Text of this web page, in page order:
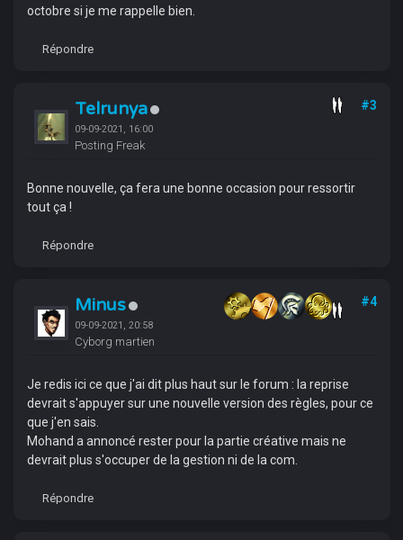
octobre si je me rappelle bien.
Répondre
Telrunya
09-09-2021, 16:00
Posting Freak
#3
Bonne nouvelle, ça fera une bonne occasion pour ressortir
tout ça !
Répondre
Minus
09-09-2021, 20:58
Cyborg martien
#4
Je redis ici ce que j'ai dit plus haut sur le forum : la reprise
devrait s'appuyer sur une nouvelle version des règles, pour ce
que j'en sais.
Mohand a annoncé rester pour la partie créative mais ne
devrait plus s'occuper de la gestion ni de la com.
Répondre